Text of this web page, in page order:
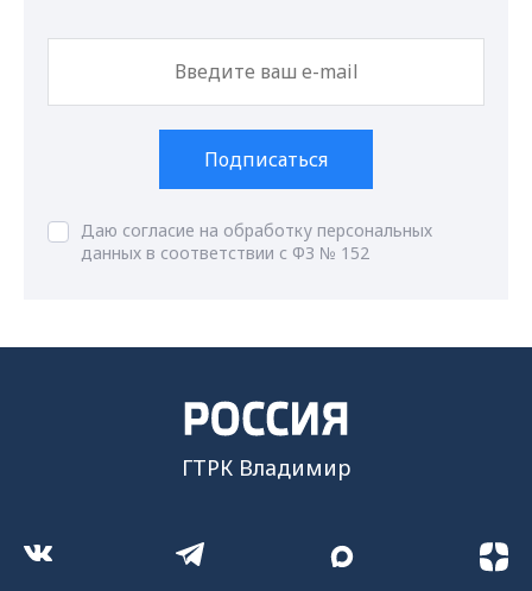
Подписаться
Даю согласие на обработку персональных
данных в соответствии с ФЗ № 152
ГТРК Владимир